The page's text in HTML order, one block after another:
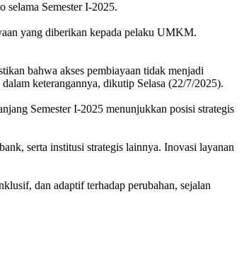
Semester I-2025.
yang diberikan kepada pelaku UMKM.
bahwa akses pembiayaan tidak menjadi
keterangannya, dikutip Selasa (22/7/2025).
Semester I-2025 menunjukkan posisi strategis
serta institusi strategis lainnya. Inovasi layanan
dan adaptif terhadap perubahan, sejalan